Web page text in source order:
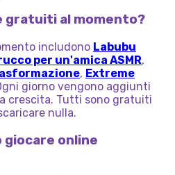
gratuiti al momento?
includono Labubu
per un'amica ASMR,
, Extreme
giorno vengono aggiunti
crescita. Tutti sono gratuiti
nulla.
giocare online